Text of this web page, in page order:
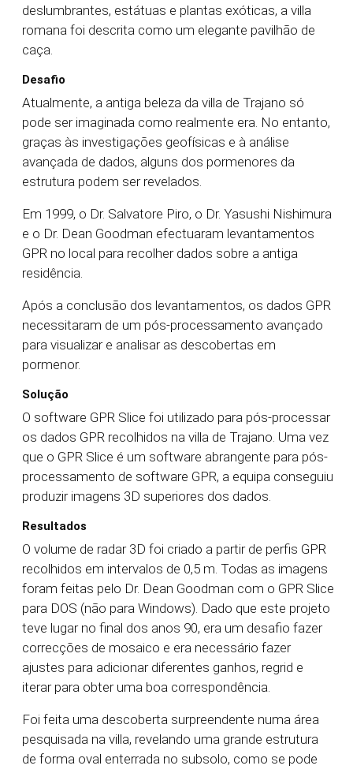
deslumbrantes, estátuas e plantas exóticas, a villa
romana foi descrita como um elegante pavilhão de
caça.
Desafio
Atualmente, a antiga beleza da villa de Trajano só
pode ser imaginada como realmente era. No entanto,
graças às investigações geofísicas e à análise
avançada de dados, alguns dos pormenores da
estrutura podem ser revelados.
Em 1999, o Dr. Salvatore Piro, o Dr. Yasushi Nishimura
e o Dr. Dean Goodman efectuaram levantamentos
GPR no local para recolher dados sobre a antiga
residência.
Após a conclusão dos levantamentos, os dados GPR
necessitaram de um pós-processamento avançado
para visualizar e analisar as descobertas em
pormenor.
Solução
O software GPR Slice foi utilizado para pós-processar
os dados GPR recolhidos na villa de Trajano. Uma vez
que o GPR Slice é um software abrangente para pós-
processamento de software GPR, a equipa conseguiu
produzir imagens 3D superiores dos dados.
Resultados
O volume de radar 3D foi criado a partir de perfis GPR
recolhidos em intervalos de 0,5 m. Todas as imagens
foram feitas pelo Dr. Dean Goodman com o GPR Slice
para DOS (não para Windows). Dado que este projeto
teve lugar no final dos anos 90, era um desafio fazer
correcções de mosaico e era necessário fazer
ajustes para adicionar diferentes ganhos, regrid e
iterar para obter uma boa correspondência.
Foi feita uma descoberta surpreendente numa área
pesquisada na villa, revelando uma grande estrutura
de forma oval enterrada no subsolo, como se pode